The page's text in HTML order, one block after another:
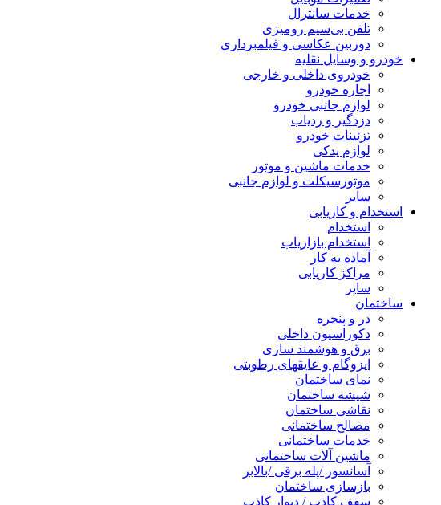
خدمات سانترال
تلفن بی‌سیم رومیزی
دوربین عکاسی و فیلمبرداری
خودرو و وسایل نقلیه
خودروی داخلی و خارجی
اجاره خودرو
لوازم جانبی خودرو
دزدگیر و ردیاب
تزئینات خودرو
لوازم یدکی
خدمات ماشین و موتور
موتورسیکلت و لوازم جانبی
سایر
استخدام و کاریابی
استخدام
استخدام بازاریاب
آماده به کار
مراکز کاریابی
سایر
ساختمان
در و پنجره
دکوراسیون داخلی
برق و هوشمند سازی
ایزوگام و عایقهای رطوبتی
نمای ساختمان
شیشه ساختمان
نقاشی ساختمان
مصالح ساختمانی
خدمات ساختمانی
ماشین آلات ساختمانی
آسانسور /پله برقی /بالابر
بازسازی ساختمان
سقف کاذب / دیوار کاذب